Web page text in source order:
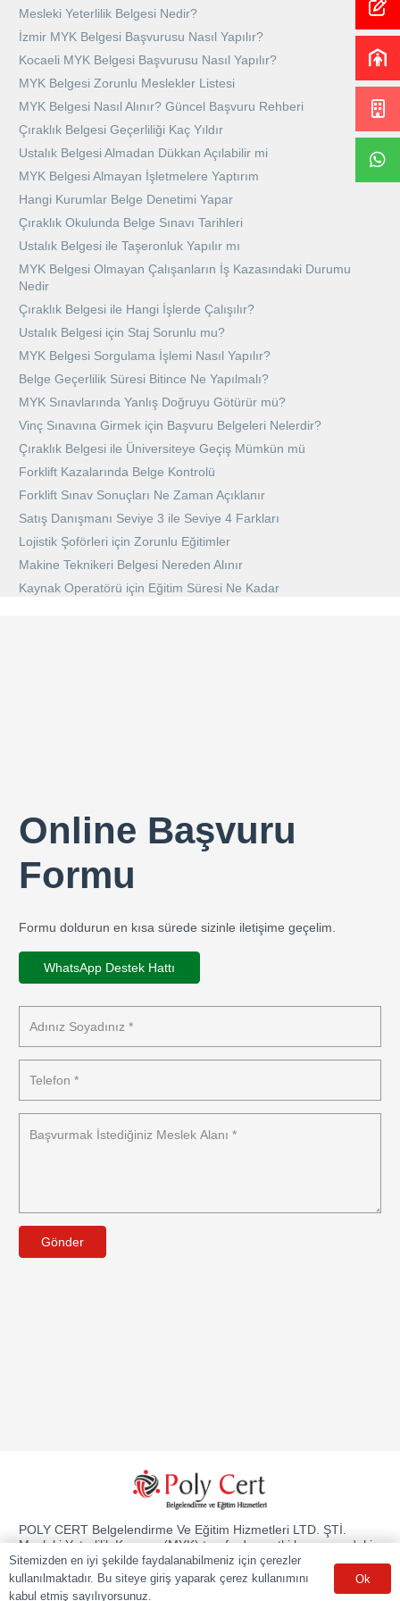
Mesleki Yeterlilik Belgesi Nedir?
İzmir MYK Belgesi Başvurusu Nasıl Yapılır?
Kocaeli MYK Belgesi Başvurusu Nasıl Yapılır?
MYK Belgesi Zorunlu Meslekler Listesi
MYK Belgesi Nasıl Alınır? Güncel Başvuru Rehberi
Çıraklık Belgesi Geçerliliği Kaç Yıldır
Ustalık Belgesi Almadan Dükkan Açılabilir mi
MYK Belgesi Almayan İşletmelere Yaptırım
Hangi Kurumlar Belge Denetimi Yapar
Çıraklık Okulunda Belge Sınavı Tarihleri
Ustalık Belgesi ile Taşeronluk Yapılır mı
MYK Belgesi Olmayan Çalışanların İş Kazasındaki Durumu
Nedir
Çıraklık Belgesi ile Hangi İşlerde Çalışılır?
Ustalık Belgesi için Staj Sorunlu mu?
MYK Belgesi Sorgulama İşlemi Nasıl Yapılır?
Belge Geçerlilik Süresi Bitince Ne Yapılmalı?
MYK Sınavlarında Yanlış Doğruyu Götürür mü?
Vinç Sınavına Girmek için Başvuru Belgeleri Nelerdir?
Çıraklık Belgesi ile Üniversiteye Geçiş Mümkün mü
Forklift Kazalarında Belge Kontrolü
Forklift Sınav Sonuçları Ne Zaman Açıklanır
Satış Danışmanı Seviye 3 ile Seviye 4 Farkları
Lojistik Şoförleri için Zorunlu Eğitimler
Makine Teknikeri Belgesi Nereden Alınır
Kaynak Operatörü için Eğitim Süresi Ne Kadar
Online Başvuru
Formu
Formu doldurun en kısa sürede sizinle iletişime geçelim.
WhatsApp Destek Hattı
Gönder
POLY CERT Belgelendirme Ve Eğitim Hizmetleri LTD. ŞTİ.
Mesleki Yeterlilik Kurumu (MYK) tarafından yetki kapsamındaki
ulusal yeterliliklere göre sınav ve belgelendirme faaliyetlerini
yürüten Yetkilendirilmiş Belgelendirme Kuruluşudur.
Sitemizden en iyi şekilde faydalanabilmeniz için çerezler
kullanılmaktadır. Bu siteye giriş yaparak çerez kullanımını
kabul etmiş sayılıyorsunuz.
Ok